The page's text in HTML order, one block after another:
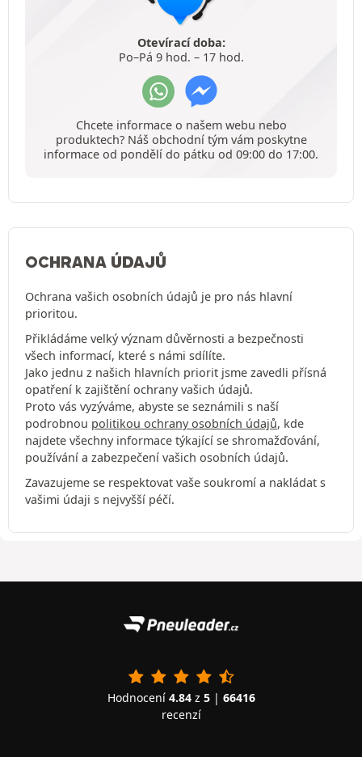
Otevírací doba:
Po–Pá 9 hod. – 17 hod.
Chcete informace o našem webu nebo
produktech? Náš obchodní tým vám poskytne
informace od pondělí do pátku od 09:00 do 17:00.
OCHRANA ÚDAJŮ
Ochrana vašich osobních údajů je pro nás hlavní
prioritou.
Přikládáme velký význam důvěrnosti a bezpečnosti
všech informací, které s námi sdílíte.
Jako jednu z našich hlavních priorit jsme zavedli přísná
opatření k zajištění ochrany vašich údajů.
Proto vás vyzýváme, abyste se seznámili s naší
podrobnou politikou ochrany osobních údajů, kde
najdete všechny informace týkající se shromažďování,
používání a zabezpečení vašich osobních údajů.
Zavazujeme se respektovat vaše soukromí a nakládat s
vašimi údaji s nejvyšší péčí.
Hodnocení 4.84z 5| 66416
recenzí